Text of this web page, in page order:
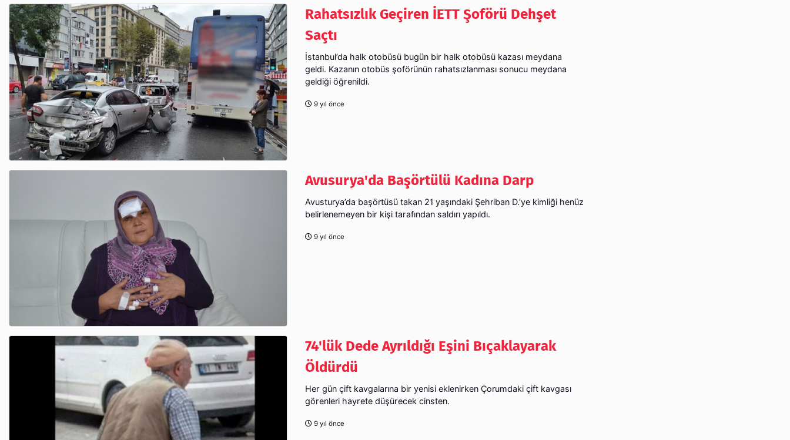
Rahatsızlık Geçiren İETT Şoförü Dehşet
Saçtı
İstanbul’da halk otobüsü bugün bir halk otobüsü kazası meydana
geldi. Kazanın otobüs şoförünün rahatsızlanması sonucu meydana
geldiği öğrenildi.
9 yıl önce
Avusurya'da Başörtülü Kadına Darp
Avusturya’da başörtüsü takan 21 yaşındaki Şehriban D.’ye kimliği henüz
belirlenemeyen bir kişi tarafından saldırı yapıldı.
9 yıl önce
74'lük Dede Ayrıldığı Eşini Bıçaklayarak
Öldürdü
Her gün çift kavgalarına bir yenisi eklenirken Çorumdaki çift kavgası
görenleri hayrete düşürecek cinsten.
9 yıl önce